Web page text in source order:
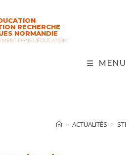
RECHERCHE
NORMANDIE
DANS L'ÉDUCATION
MENU
> ACTUALITÉS > STI